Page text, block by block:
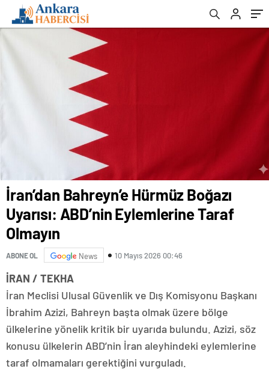
İran’dan Bahreyn’e Hürmüz Boğazı
Uyarısı: ABD’nin Eylemlerine Taraf
Olmayın
ABONE OL News 10 Mayıs 2026 00:46
İRAN / TEKHA
İran Meclisi Ulusal Güvenlik ve Dış Komisyonu Başkanı
İbrahim Azizi, Bahreyn başta olmak üzere bölge
ülkelerine yönelik kritik bir uyarıda bulundu. Azizi, söz
konusu ülkelerin ABD’nin İran aleyhindeki eylemlerine
taraf olmamaları gerektiğini vurguladı.